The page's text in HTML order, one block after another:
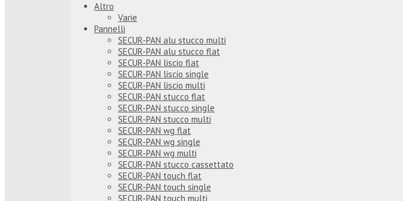
Altro
Varie
Pannelli
SECUR-PAN alu stucco multi
SECUR-PAN alu stucco flat
SECUR-PAN liscio flat
SECUR-PAN liscio single
SECUR-PAN liscio multi
SECUR-PAN stucco flat
SECUR-PAN stucco single
SECUR-PAN stucco multi
SECUR-PAN wg flat
SECUR-PAN wg single
SECUR-PAN wg multi
SECUR-PAN stucco cassettato
SECUR-PAN touch flat
SECUR-PAN touch single
SECUR-PAN touch multi